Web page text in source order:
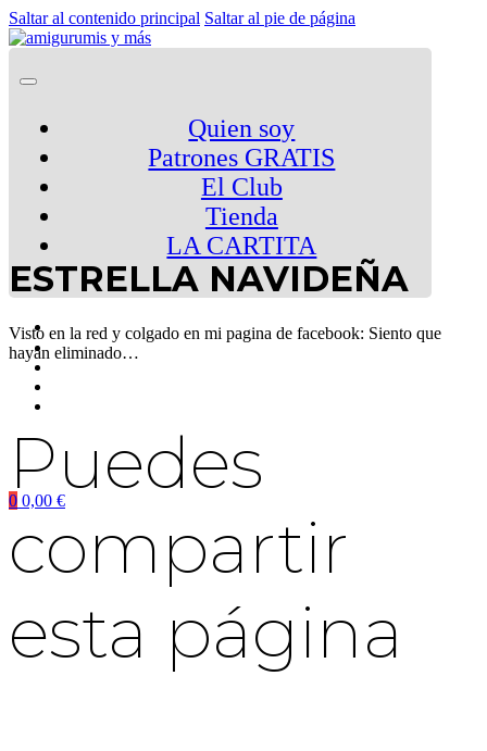
Saltar al contenido principal Saltar al pie de página
Quien soy
Patrones GRATIS
El Club
Tienda
LA CARTITA
0 0,00 €
ESTRELLA NAVIDEÑA
Visto en la red y colgado en mi pagina de facebook: Siento que
hayan eliminado…
Puedes
compartir
esta página